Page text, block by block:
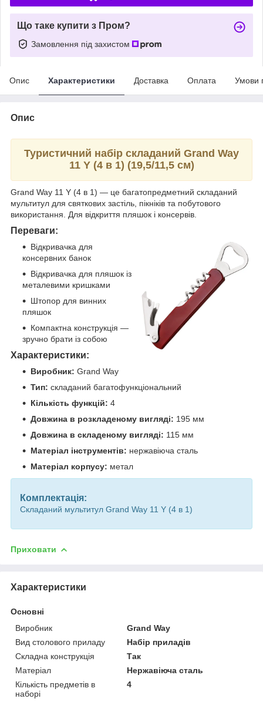
Що таке купити з Пром?
Замовлення під захистом
Опис Характеристики Доставка Оплата Умови
Опис
Туристичний набір складаний Grand Way
11 Y (4 в 1) (19,5/11,5 см)
Grand Way 11 Y (4 в 1) — це багатопредметний складаний
мультитул для святкових застіль, пікніків та побутового
використання. Для відкриття пляшок і консервів.
Переваги:
Відкривачка для
консервних банок
Відкривачка для пляшок із
металевими кришками
Штопор для винних
пляшок
Компактна конструкція —
зручно брати із собою
Характеристики:
Виробник: Grand Way
Тип: складаний багатофункціональний
Кількість функцій: 4
Довжина в розкладеному вигляді: 195 мм
Довжина в складеному вигляді: 115 мм
Матеріал інструментів: нержавіюча сталь
Матеріал корпусу: метал
Комплектація:
Складаний мультитул Grand Way 11 Y (4 в 1)
Приховати
Характеристики
Основні
Виробник
Grand Way
Вид столового приладу
Набір приладів
Складна конструкція
Так
Матеріал
Нержавіюча сталь
Кількість предметів в
наборі
4